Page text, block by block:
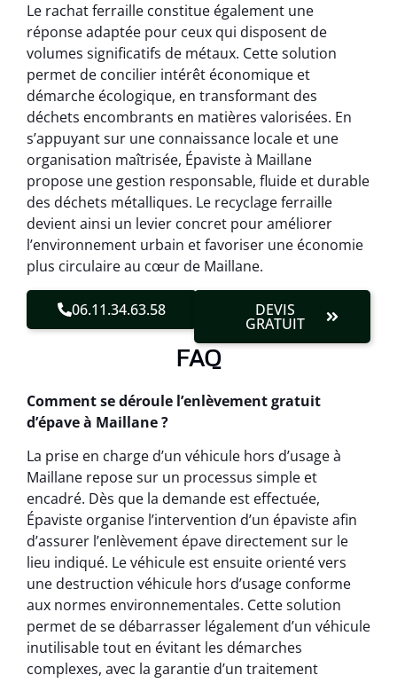
Le rachat ferraille constitue également une
réponse adaptée pour ceux qui disposent de
volumes significatifs de métaux. Cette solution
permet de concilier intérêt économique et
démarche écologique, en transformant des
déchets encombrants en matières valorisées. En
s’appuyant sur une connaissance locale et une
organisation maîtrisée, Épaviste à Maillane
propose une gestion responsable, fluide et durable
des déchets métalliques. Le recyclage ferraille
devient ainsi un levier concret pour améliorer
l’environnement urbain et favoriser une économie
plus circulaire au cœur de Maillane.
06.11.34.63.58 DEVIS
GRATUIT
FAQ
Comment se déroule l’enlèvement gratuit
d’épave à Maillane ?
La prise en charge d’un véhicule hors d’usage à
Maillane repose sur un processus simple et
encadré. Dès que la demande est effectuée,
Épaviste organise l’intervention d’un épaviste afin
d’assurer l’enlèvement épave directement sur le
lieu indiqué. Le véhicule est ensuite orienté vers
une destruction véhicule hors d’usage conforme
aux normes environnementales. Cette solution
permet de se débarrasser légalement d’un véhicule
inutilisable tout en évitant les démarches
complexes, avec la garantie d’un traitement